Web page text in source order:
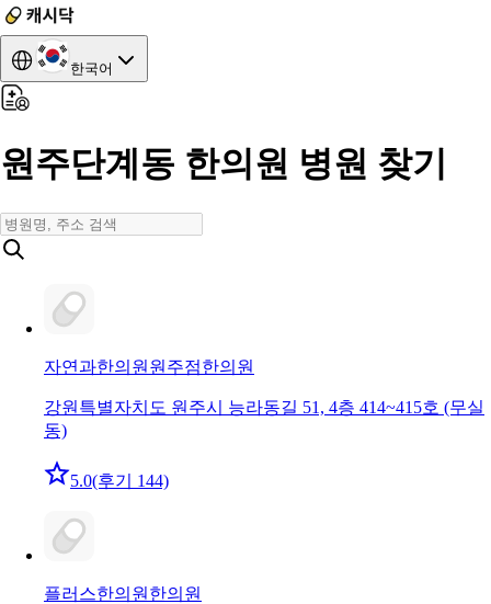
한국어
원주단계동 한의원 병원 찾기
자연과한의원원주점한의원
강원특별자치도 원주시 능라동길 51, 4층 414~415호 (무실
동)
5.0(후기 144)
플러스한의원 한의원